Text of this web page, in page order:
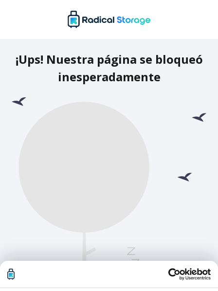
¡Ups! Nuestra página se bloqueó
inesperadamente